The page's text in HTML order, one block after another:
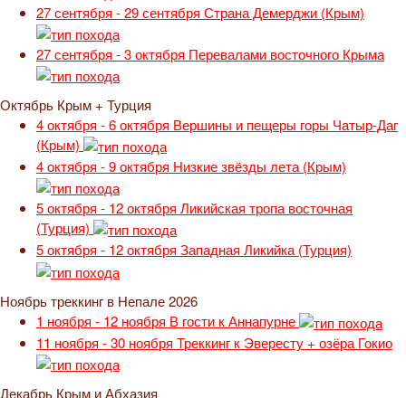
27 сентября - 29 сентября Страна Демерджи (Крым)
27 сентября - 3 октября Перевалами восточного Крыма
Октябрь Крым + Турция
4 октября - 6 октября Вершины и пещеры горы Чатыр-Даг
(Крым)
4 октября - 9 октября Низкие звёзды лета (Крым)
5 октября - 12 октября Ликийская тропа восточная
(Турция)
5 октября - 12 октября Западная Ликийка (Турция)
Ноябрь треккинг в Непале 2026
1 ноября - 12 ноября В гости к Аннапурне
11 ноября - 30 ноября Треккинг к Эвересту + озёра Гокио
Декабрь Крым и Абхазия